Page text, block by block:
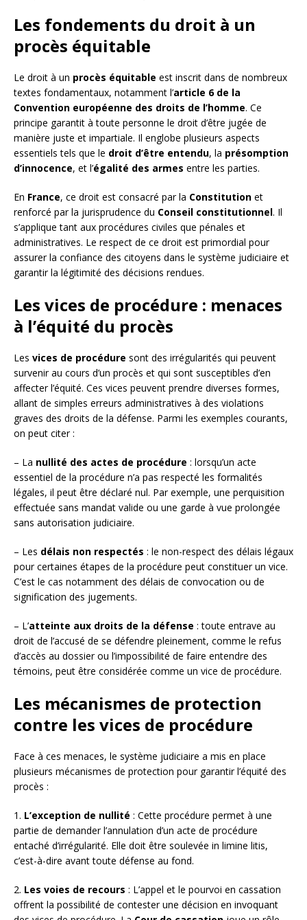
Les fondements du droit à un
procès équitable
Le droit à un procès équitable est inscrit dans de nombreux
textes fondamentaux, notamment l’article 6 de la
Convention européenne des droits de l’homme. Ce
principe garantit à toute personne le droit d’être jugée de
manière juste et impartiale. Il englobe plusieurs aspects
essentiels tels que le droit d’être entendu, la présomption
d’innocence, et l’égalité des armes entre les parties.
En France, ce droit est consacré par la Constitution et
renforcé par la jurisprudence du Conseil constitutionnel. Il
s’applique tant aux procédures civiles que pénales et
administratives. Le respect de ce droit est primordial pour
assurer la confiance des citoyens dans le système judiciaire et
garantir la légitimité des décisions rendues.
Les vices de procédure : menaces
à l’équité du procès
Les vices de procédure sont des irrégularités qui peuvent
survenir au cours d’un procès et qui sont susceptibles d’en
affecter l’équité. Ces vices peuvent prendre diverses formes,
allant de simples erreurs administratives à des violations
graves des droits de la défense. Parmi les exemples courants,
on peut citer :
– La nullité des actes de procédure : lorsqu’un acte
essentiel de la procédure n’a pas respecté les formalités
légales, il peut être déclaré nul. Par exemple, une perquisition
effectuée sans mandat valide ou une garde à vue prolongée
sans autorisation judiciaire.
– Les délais non respectés : le non-respect des délais légaux
pour certaines étapes de la procédure peut constituer un vice.
C’est le cas notamment des délais de convocation ou de
signification des jugements.
– L’atteinte aux droits de la défense : toute entrave au
droit de l’accusé de se défendre pleinement, comme le refus
d’accès au dossier ou l’impossibilité de faire entendre des
témoins, peut être considérée comme un vice de procédure.
Les mécanismes de protection
contre les vices de procédure
Face à ces menaces, le système judiciaire a mis en place
plusieurs mécanismes de protection pour garantir l’équité des
procès :
1. L’exception de nullité : Cette procédure permet à une
partie de demander l’annulation d’un acte de procédure
entaché d’irrégularité. Elle doit être soulevée in limine litis,
c’est-à-dire avant toute défense au fond.
2. Les voies de recours : L’appel et le pourvoi en cassation
offrent la possibilité de contester une décision en invoquant